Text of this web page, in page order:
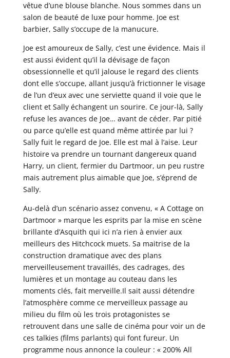
vêtue d’une blouse blanche. Nous sommes dans un
salon de beauté de luxe pour homme. Joe est
barbier, Sally s’occupe de la manucure.
Joe est amoureux de Sally, c’est une évidence. Mais il
est aussi évident qu’il la dévisage de façon
obsessionnelle et qu’il jalouse le regard des clients
dont elle s’occupe, allant jusqu’à frictionner le visage
de l’un d’eux avec une serviette quand il voie que le
client et Sally échangent un sourire. Ce jour-là, Sally
refuse les avances de Joe… avant de céder. Par pitié
ou parce qu’elle est quand même attirée par lui ?
Sally fuit le regard de Joe. Elle est mal à l’aise. Leur
histoire va prendre un tournant dangereux quand
Harry, un client, fermier du Dartmoor, un peu rustre
mais autrement plus aimable que Joe, s’éprend de
Sally.
Au-delà d’un scénario assez convenu, « A Cottage on
Dartmoor » marque les esprits par la mise en scène
brillante d’Asquith qui ici n’a rien à envier aux
meilleurs des Hitchcock muets. Sa maitrise de la
construction dramatique avec des plans
merveilleusement travaillés, des cadrages, des
lumières et un montage au couteau dans les
moments clés, fait merveille.Il sait aussi détendre
l’atmosphère comme ce merveilleux passage au
milieu du film où les trois protagonistes se
retrouvent dans une salle de cinéma pour voir un de
ces talkies (films parlants) qui font fureur. Un
programme nous annonce la couleur : « 200% All